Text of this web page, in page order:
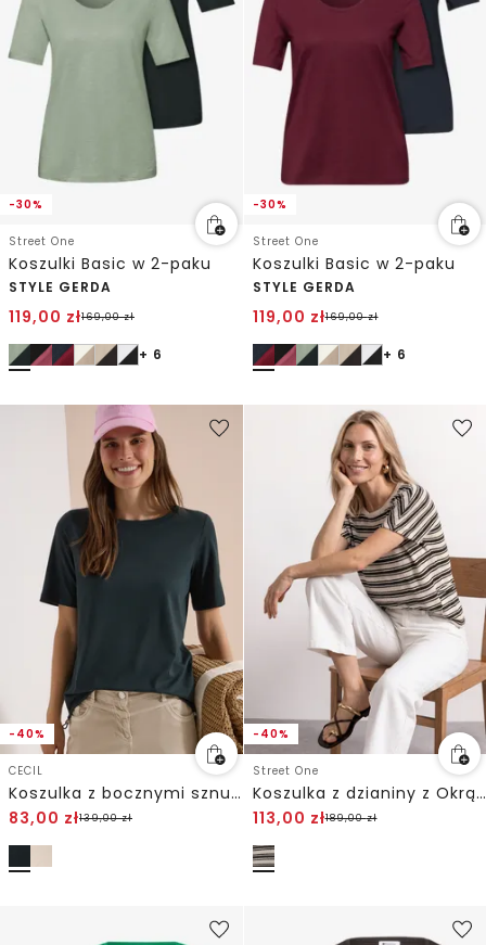
-30%
Street One
Koszulki Basic w 2-paku
STYLE GERDA
119,00 zł169,00zł
+ 6
-30%
Street One
Koszulki Basic w 2-paku
STYLE GERDA
119,00 zł169,00zł
+ 6
-40%
CECIL
Koszulka z bocznymi sznurkami ściągającymi
83,00 zł139,00zł
-40%
Street One
Koszulka z dzianiny z Okrągłym dekoltem
113,00 zł189,00zł